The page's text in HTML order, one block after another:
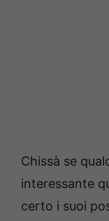
Chissà se
interessante
certo i suoi